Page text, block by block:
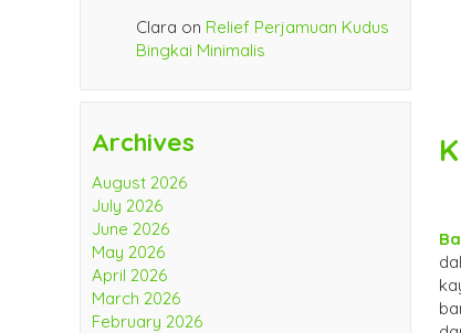
Clara on Relief Perjamuan Kudus
Bingkai Minimalis
Archives
August 2026
July 2026
June 2026
May 2026
April 2026
March 2026
February 2026